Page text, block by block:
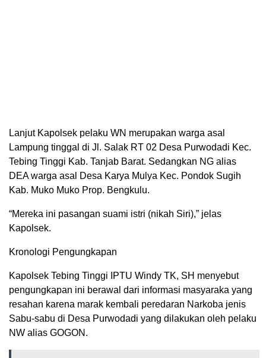
Lanjut Kapolsek pelaku WN merupakan warga asal
Lampung tinggal di Jl. Salak RT 02 Desa Purwodadi Kec.
Tebing Tinggi Kab. Tanjab Barat. Sedangkan NG alias
DEA warga asal Desa Karya Mulya Kec. Pondok Sugih
Kab. Muko Muko Prop. Bengkulu.
“Mereka ini pasangan suami istri (nikah Siri),” jelas
Kapolsek.
Kronologi Pengungkapan
Kapolsek Tebing Tinggi IPTU Windy TK, SH menyebut
pengungkapan ini berawal dari informasi masyaraka yang
resahan karena marak kembali peredaran Narkoba jenis
Sabu-sabu di Desa Purwodadi yang dilakukan oleh pelaku
NW alias GOGON.